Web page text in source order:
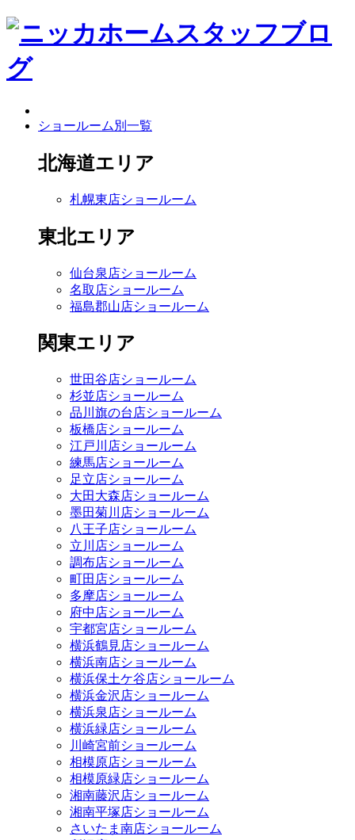
ショールーム別一覧
北海道エリア
札幌東店ショールーム
東北エリア
仙台泉店ショールーム
名取店ショールーム
福島郡山店ショールーム
関東エリア
世田谷店ショールーム
杉並店ショールーム
品川旗の台店ショールーム
板橋店ショールーム
江戸川店ショールーム
練馬店ショールーム
足立店ショールーム
大田大森店ショールーム
墨田菊川店ショールーム
八王子店ショールーム
立川店ショールーム
調布店ショールーム
町田店ショールーム
多摩店ショールーム
府中店ショールーム
宇都宮店ショールーム
横浜鶴見店ショールーム
横浜南店ショールーム
横浜保土ケ谷店ショールーム
横浜金沢店ショールーム
横浜泉店ショールーム
横浜緑店ショールーム
川崎宮前ショールーム
相模原店ショールーム
相模原緑店ショールーム
湘南藤沢店ショールーム
湘南平塚店ショールーム
さいたま南店ショールーム